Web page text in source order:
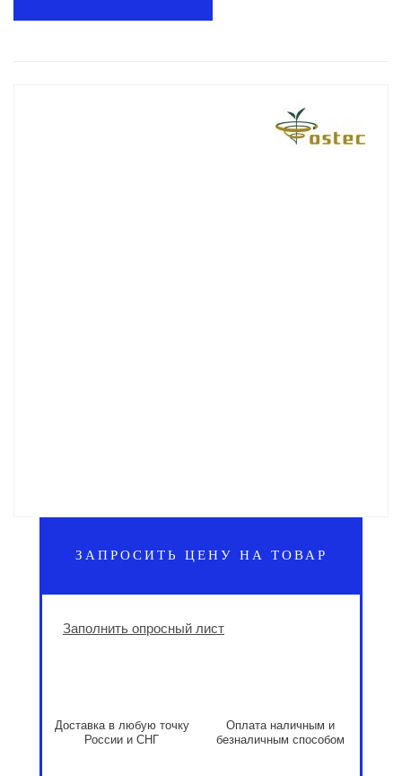
ЗАПРОСИТЬ ЦЕНУ НА ТОВАР
Заполнить опросный лист
Доставка в любую точку
России и СНГ
Оплата наличным и
безналичным способом